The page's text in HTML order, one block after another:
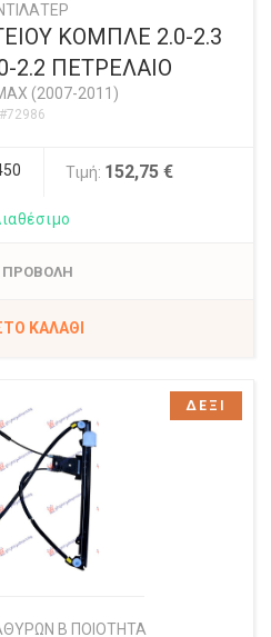
ΚΟΜΠΛΕ 2.0-2.3
2.2 ΠΕΤΡΕΛΑΙΟ
(2007-2011)
#72986
Τιμή: 152,75 €
ΠΡΟΒΟΛΗ
ΚΑΛΆΘΙ
Β ΠΟΙΟΤΗΤΑ
ΔΕΞΙ